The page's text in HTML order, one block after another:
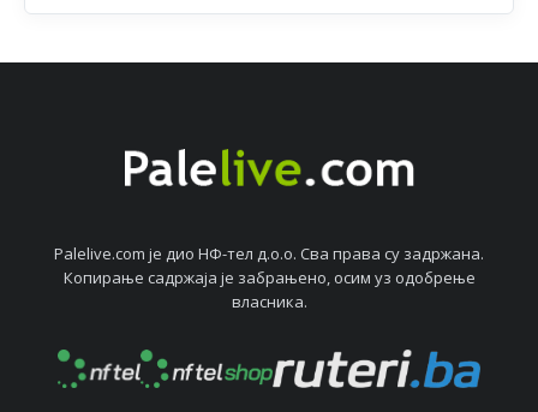
Palelive.com јe дио НФ-тeл д.о.о. Сва права су задржана.
Копирањe садржаја јe забрањeно, осим уз одобрeњe
власника.